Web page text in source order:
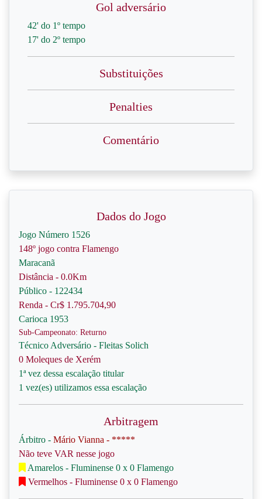
Gol adversário
42' do 1º tempo
17' do 2º tempo
Substituições
Penalties
Comentário
Dados do Jogo
Jogo Número 1526
148º jogo contra Flamengo
Maracanã
Distância - 0.0Km
Público - 122434
Renda - Cr$ 1.795.704,90
Carioca 1953
Sub-Campeonato: Returno
Técnico Adversário - Fleitas Solich
0 Moleques de Xerém
1ª vez dessa escalação titular
1 vez(es) utilizamos essa escalação
Arbitragem
Árbitro - Mário Vianna - *****
Não teve VAR nesse jogo
Amarelos - Fluminense 0 x 0 Flamengo
Vermelhos - Fluminense 0 x 0 Flamengo